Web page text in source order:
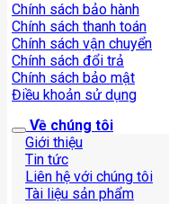
Chính sách bảo hành
Chính sách thanh toán
Chính sách vận chuyển
Chính sách đổi trả
Chính sách bảo mật
Điều khoản sử dụng
Về chúng tôi
Giới thiệu
Tin tức
Liên hệ với chúng tôi
Tài liệu sản phẩm